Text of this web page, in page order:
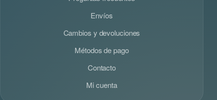
Envíos
Cambios y devoluciones
Métodos de pago
Contacto
Mi cuenta